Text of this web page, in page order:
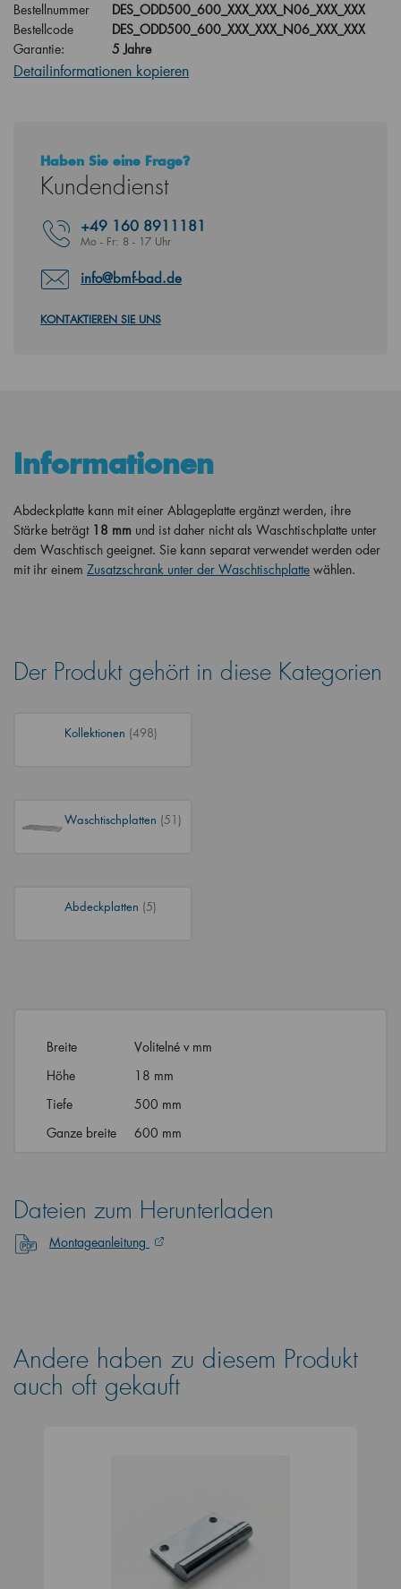
Bestellnummer
DES_ODD500_600_XXX_XXX_N06_XXX_XXX
Bestellcode
DES_ODD500_600_XXX_XXX_N06_XXX_XXX
Garantie:
5 Jahre
Detailinformationen kopieren
Haben Sie eine Frage?
Kundendienst
+49 160 8911181
Mo - Fr: 8 - 17 Uhr
info@bmf-bad.de
KONTAKTIEREN SIE UNS
Informationen
Abdeckplatte kann mit einer Ablageplatte ergänzt werden, ihre
Stärke beträgt 18 mm und ist daher nicht als Waschtischplatte unter
dem Waschtisch geeignet. Sie kann separat verwendet werden oder
mit ihr einem Zusatzschrank unter der Waschtischplatte wählen.
Der Produkt gehört in diese Kategorien
Kollektionen (498)
Waschtischplatten (51)
Abdeckplatten (5)
Breite
Volitelné v mm
Höhe
18 mm
Tiefe
500 mm
Ganze breite
600 mm
Dateien zum Herunterladen
Montageanleitung
Andere haben zu diesem Produkt
auch oft gekauft